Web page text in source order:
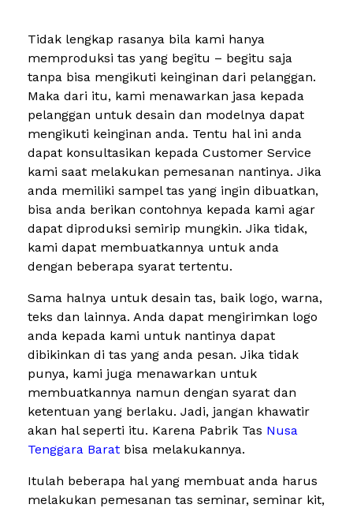
Tidak lengkap rasanya bila kami hanya
memproduksi tas yang begitu – begitu saja
tanpa bisa mengikuti keinginan dari pelanggan.
Maka dari itu, kami menawarkan jasa kepada
pelanggan untuk desain dan modelnya dapat
mengikuti keinginan anda. Tentu hal ini anda
dapat konsultasikan kepada Customer Service
kami saat melakukan pemesanan nantinya. Jika
anda memiliki sampel tas yang ingin dibuatkan,
bisa anda berikan contohnya kepada kami agar
dapat diproduksi semirip mungkin. Jika tidak,
kami dapat membuatkannya untuk anda
dengan beberapa syarat tertentu.
Sama halnya untuk desain tas, baik logo, warna,
teks dan lainnya. Anda dapat mengirimkan logo
anda kepada kami untuk nantinya dapat
dibikinkan di tas yang anda pesan. Jika tidak
punya, kami juga menawarkan untuk
membuatkannya namun dengan syarat dan
ketentuan yang berlaku. Jadi, jangan khawatir
akan hal seperti itu. Karena Pabrik Tas Nusa
Tenggara Barat bisa melakukannya.
Itulah beberapa hal yang membuat anda harus
melakukan pemesanan tas seminar, seminar kit,